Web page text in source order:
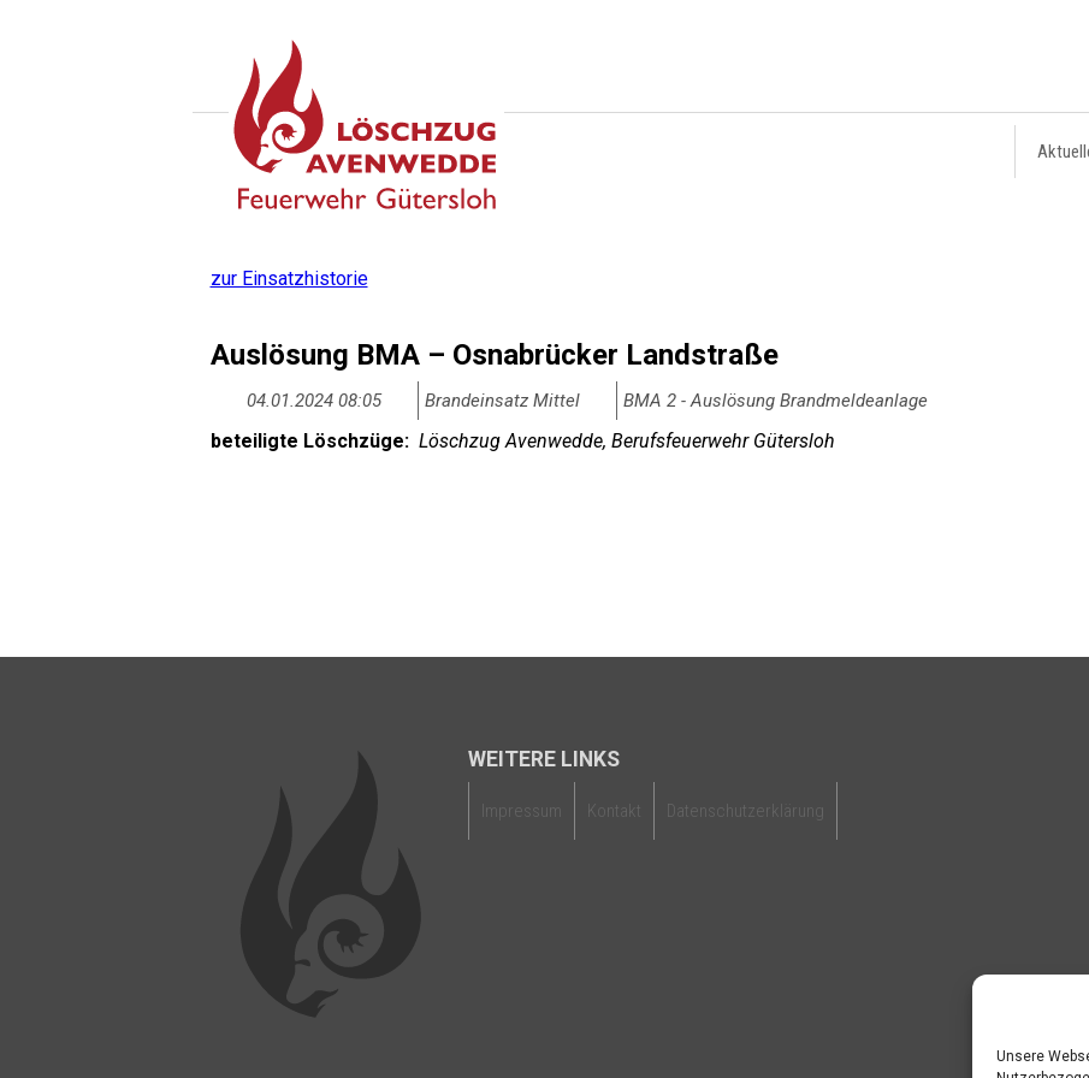
Unsere
zur Einsatzhistorie
Auslösung BMA – Osnabrücker Landstraße
04.01.2024 08:05 Brandeinsatz Mittel BMA 2 - Auslösung Brandmeldeanlage
beteiligte Löschzüge: Löschzug Avenwedde, Berufsfeuerwehr Gütersloh
WEITERE LINKS
Impressum Kontakt Datenschutzerklärung